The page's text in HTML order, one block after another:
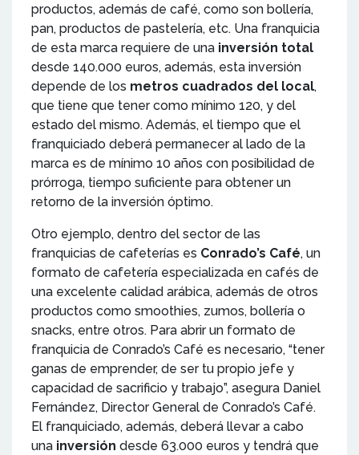
productos, además de café, como son bollería,
pan, productos de pastelería, etc. Una franquicia
de esta marca requiere de una inversión total
desde 140.000 euros, además, esta inversión
depende de los metros cuadrados del local,
que tiene que tener como mínimo 120, y del
estado del mismo. Además, el tiempo que el
franquiciado deberá permanecer al lado de la
marca es de mínimo 10 años con posibilidad de
prórroga, tiempo suficiente para obtener un
retorno de la inversión óptimo.
Otro ejemplo, dentro del sector de las
franquicias de cafeterías es Conrado’s Café, un
formato de cafetería especializada en cafés de
una excelente calidad arábica, además de otros
productos como smoothies, zumos, bollería o
snacks, entre otros. Para abrir un formato de
franquicia de Conrado’s Café es necesario, “tener
ganas de emprender, de ser tu propio jefe y
capacidad de sacrificio y trabajo”, asegura Daniel
Fernández, Director General de Conrado’s Café.
El franquiciado, además, deberá llevar a cabo
una inversión desde 63.000 euros y tendrá que